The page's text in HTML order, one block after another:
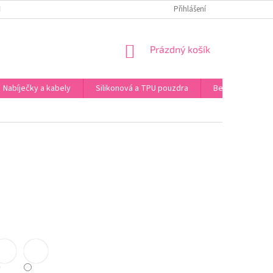
Přihlášení
NÁKUPNÍ
Prázdný košík
Nabíječky a kabely Silikonová a TPU pouzdra
Bezdrátová